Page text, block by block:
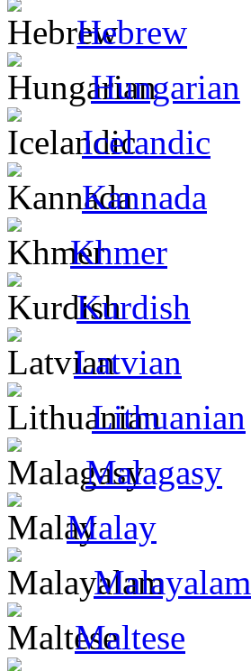
Hebrew
Hungarian
Icelandic
Kannada
Khmer
Kurdish
Latvian
Lithuanian
Malagasy
Malay
Malayalam
Maltese